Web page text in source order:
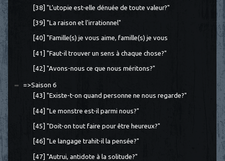
[38] "L’utopie est-elle dénuée de toute valeur?"
[39] "La raison et l'irrationnel"
[40] "Famille(s) je vous aime, famille(s) je vous
[41] "Faut-il trouver un sens à chaque chose?"
[42] "Avons-nous ce que nous méritons?"
=>Saison 6
[43] "Existe-t-on quand personne ne nous regarde?"
[44] "Le monstre est-il parmi nous?"
[45] "Doit-on tout faire pour être heureux?"
[46] "Le langage trahit-il la pensée?"
[47] "Autrui, antidote à la solitude?"